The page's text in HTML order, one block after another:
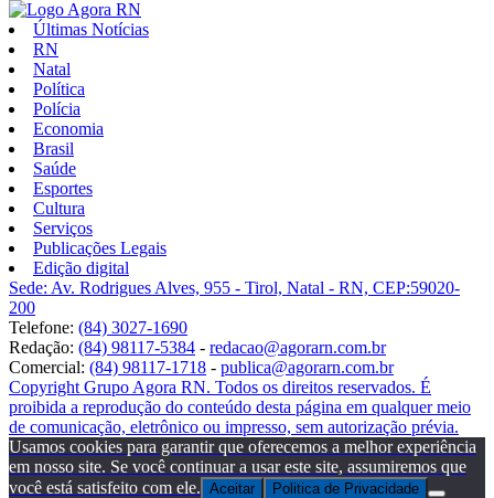
Últimas Notícias
RN
Natal
Política
Polícia
Economia
Brasil
Saúde
Esportes
Cultura
Serviços
Publicações Legais
Edição digital
Sede: Av. Rodrigues Alves, 955 - Tirol, Natal - RN, CEP:59020-
200
Telefone: (84) 3027-1690
Redação: (84) 98117-5384 - redacao@agorarn.com.br
Comercial: (84) 98117-1718 - publica@agorarn.com.br
Copyright Grupo Agora RN. Todos os direitos reservados. É
proibida a reprodução do conteúdo desta página em qualquer meio
de comunicação, eletrônico ou impresso, sem autorização prévia.
Usamos cookies para garantir que oferecemos a melhor experiência
em nosso site. Se você continuar a usar este site, assumiremos que
você está satisfeito com ele. Aceitar Politica de Privacidade